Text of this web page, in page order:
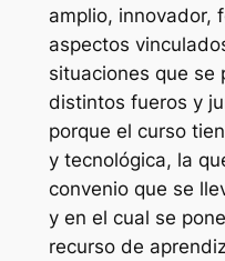
amplio, innovador,
aspectos
situaciones que se
distintos fueros y
porque el curso
y tecnológica, la
convenio que se
y en el cual se
recurso de